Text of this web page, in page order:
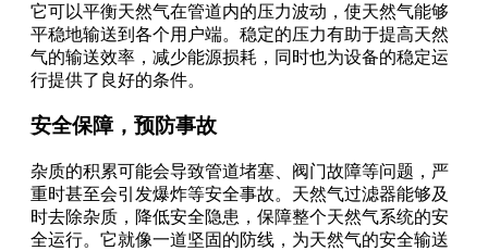
它可以平衡天然气在管道内的压力波动，使天然气能够
平稳地输送到各个用户端。稳定的压力有助于提高天然
气的输送效率，减少能源损耗，同时也为设备的稳定运
行提供了良好的条件。
安全保障，预防事故
杂质的积累可能会导致管道堵塞、阀门故障等问题，严
重时甚至会引发爆炸等安全事故。天然气过滤器能够及
时去除杂质，降低安全隐患，保障整个天然气系统的安
全运行。它就像一道坚固的防线，为天然气的安全输送